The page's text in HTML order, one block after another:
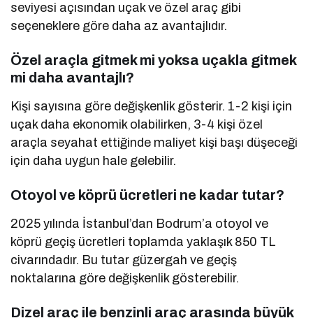
seviyesi açısından uçak ve özel araç gibi
seçeneklere göre daha az avantajlıdır.
Özel araçla gitmek mi yoksa uçakla gitmek
mi daha avantajlı?
Kişi sayısına göre değişkenlik gösterir. 1-2 kişi için
uçak daha ekonomik olabilirken, 3-4 kişi özel
araçla seyahat ettiğinde maliyet kişi başı düşeceği
için daha uygun hale gelebilir.
Otoyol ve köprü ücretleri ne kadar tutar?
2025 yılında İstanbul’dan Bodrum’a otoyol ve
köprü geçiş ücretleri toplamda yaklaşık 850 TL
civarındadır. Bu tutar güzergah ve geçiş
noktalarına göre değişkenlik gösterebilir.
Dizel araç ile benzinli araç arasında büyük